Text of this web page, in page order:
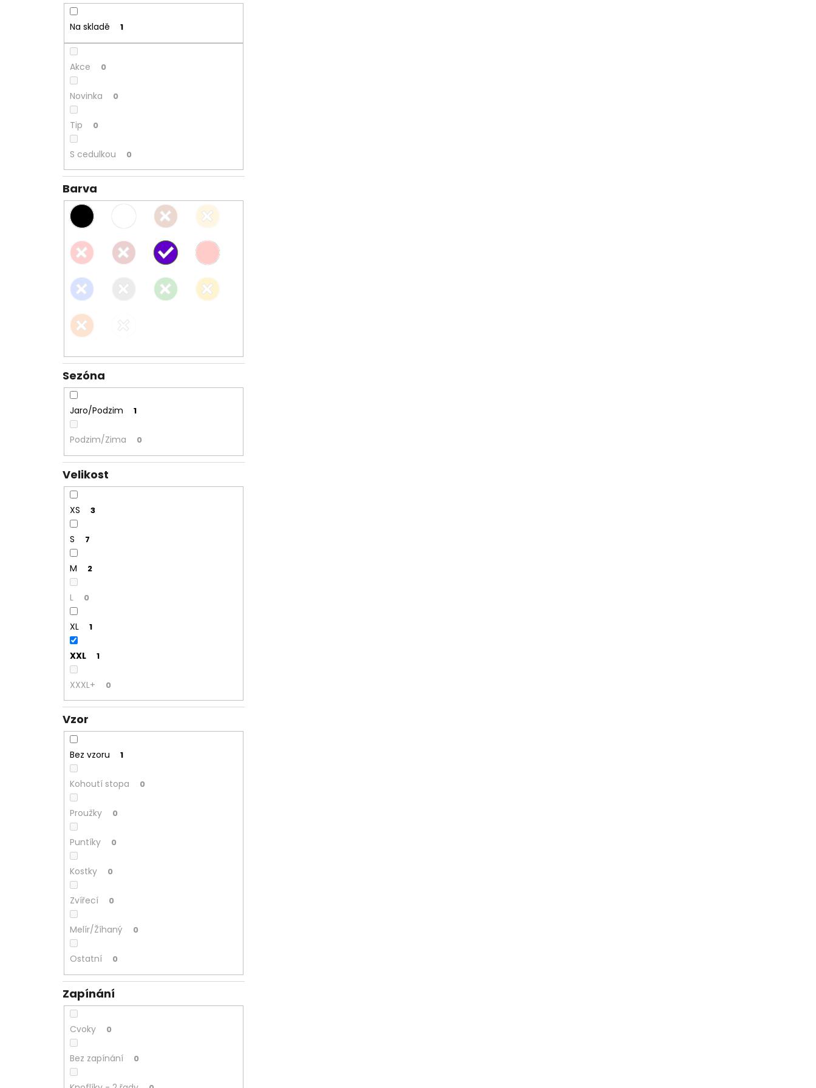
Na skladě 1
Akce 0
Novinka 0
Tip 0
S cedulkou 0
Barva
Sezóna
Jaro/Podzim 1
Podzim/Zima 0
Velikost
XS 3
S 7
M 2
L 0
XL 1
XXL 1
XXXL+ 0
Vzor
Bez vzoru 1
Kohoutí stopa 0
Proužky 0
Puntíky 0
Kostky 0
Zvířecí 0
Melír/Žíhaný 0
Ostatní 0
Zapínání
Cvoky 0
Bez zapínání 0